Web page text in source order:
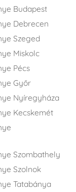
Budapest
Debrecen
Szeged
Miskolc
Pécs
Győr
Nyíregyháza
Kecskemét
Szombathely
Szolnok
Tatabánya